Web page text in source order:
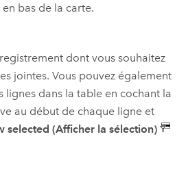
en bas de la carte.
dont vous souhaitez
jointes. Vous pouvez également
lignes dans la table en cochant la
au début de chaque ligne et
selected (Afficher la sélection)